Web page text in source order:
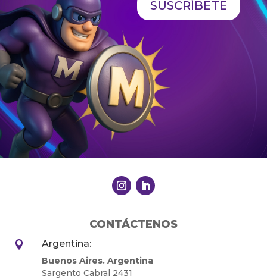
SUSCRÍBETE
CONTÁCTENOS
 Argentina:
Buenos Aires. Argentina
Sargento Cabral 2431